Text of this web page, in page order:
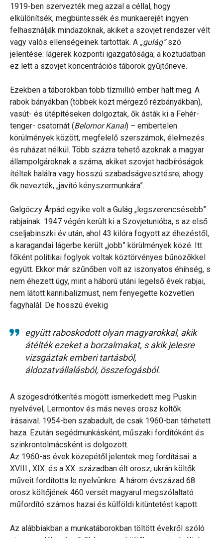
1919-ben szervezték meg azzal a céllal, hogy
elkülönítsék, megbüntessék és munkaerejét ingyen
felhasználják mindazoknak, akiket a szovjet rendszer vélt
vagy valós ellenségeinek tartottak. A „gulág”szó
jelentése: lágerek központi igazgatósága; a köztudatban
ez lett a szovjet koncentrációs táborok gyűjtőneve.
Ezekben a táborokban több tízmillió ember halt meg. A
rabok bányákban (többek közt mérgező rézbányákban),
vasút- és útépítéseken dolgoztak, ők ásták ki a Fehér-
tenger- csatornát (Belomor Kanal) – embertelen
körülmények között, megfelelő szerszámok, élelmezés
és ruházat nélkül. Több százra tehető azoknak a magyar
állampolgároknak a száma, akiket szovjet hadbíróságok
ítéltek halálra vagy hosszú szabadságvesztésre, ahogy
ők nevezték, „javító kényszermunkára”.
Galgóczy Árpád egyike volt a Gulág „legszerencsésebb”
rabjainak. 1947 végén került ki a Szovjetunióba, s az első
cseljabinszki év után, ahol 43 kilóra fogyott az éhezéstől,
a karagandai lágerbe került „jobb” körülmények közé. Itt
főként politikai foglyok voltak köztörvényes bűnözőkkel
együtt. Ekkor már szűnőben volt az iszonyatos éhínség, s
nem éhezett úgy, mint a háború utáni legelső évek rabjai,
nem látott kannibalizmust, nem fenyegette közvetlen
fagyhalál. De hosszú évekig
együtt raboskodott olyan magyarokkal, akik
átélték ezeket a borzalmakat, s akik jelesre
vizsgáztak emberi tartásból,
áldozatvállalásból, összefogásból.
A szögesdrótkerítés mögött ismerkedett meg Puskin
nyelvével, Lermontov és más neves orosz költők
írásaival. 1954-ben szabadult, de csak 1960-ban térhetett
haza. Ezután segédmunkásként, műszaki fordítóként és
szinkrontolmácsként is dolgozott.
Az 1960-as évek közepétől jelentek meg fordításai: a
XVIII., XIX. és a XX. században élt orosz, ukrán költők
műveit fordította le nyelvünkre. A három évszázad 68
orosz költőjének 460 versét magyarul megszólaltató
műfordító számos hazai és külföldi kitüntetést kapott.
Az alábbiakban a munkatáborokban töltött évekről szóló